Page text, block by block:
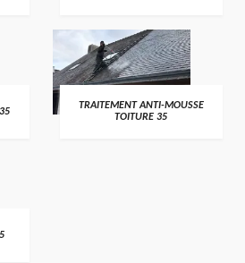
TRAITEMENT ANTI-MOUSSE
TOITURE 35